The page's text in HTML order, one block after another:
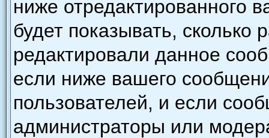
ниже отредактированного
будет показывать, сколько
редактировали данное
если ниже вашего
пользователей, и если
администраторы или